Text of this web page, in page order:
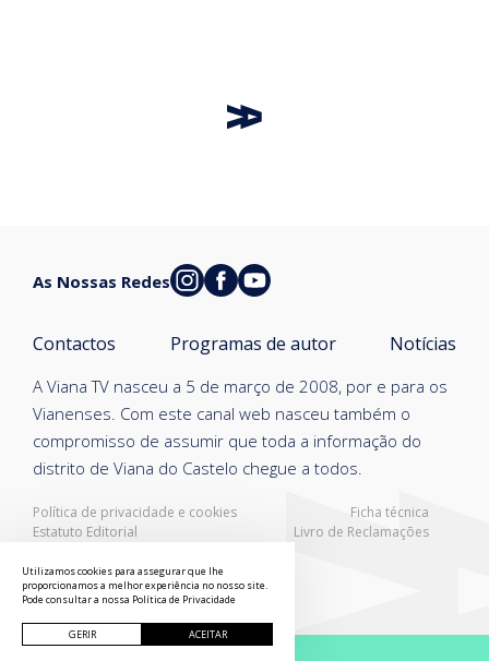
Política de privacidade e cookies
Ficha técnica
Estatuto Editorial
Livro de Reclamações
A Viana TV nasceu a 5 de março de 2008, por e para os
Vianenses. Com este canal web nasceu também o
compromisso de assumir que toda a informação do
distrito de Viana do Castelo chegue a todos.
Contactos Programas de autor Notícias
As Nossas Redes
Utilizamos cookies para assegurar que lhe
proporcionamos a melhor experiência no nosso site.
Pode consultar a nossa Política de Privacidade
GERIR ACEITAR